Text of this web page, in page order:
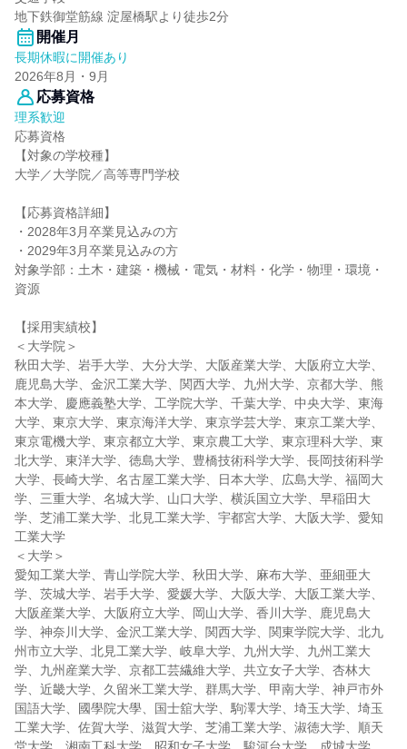
地下鉄御堂筋線 淀屋橋駅より徒歩2分
開催月
長期休暇に開催あり
2026年8月・9月
応募資格
理系歓迎
応募資格
【対象の学校種】
大学／大学院／高等専門学校
【応募資格詳細】
・2028年3月卒業見込みの方
・2029年3月卒業見込みの方
対象学部：土木・建築・機械・電気・材料・化学・物理・環境・
資源
【採用実績校】
＜大学院＞
秋田大学、岩手大学、大分大学、大阪産業大学、大阪府立大学、
鹿児島大学、金沢工業大学、関西大学、九州大学、京都大学、熊
本大学、慶應義塾大学、工学院大学、千葉大学、中央大学、東海
大学、東京大学、東京海洋大学、東京学芸大学、東京工業大学、
東京電機大学、東京都立大学、東京農工大学、東京理科大学、東
北大学、東洋大学、徳島大学、豊橋技術科学大学、長岡技術科学
大学、長崎大学、名古屋工業大学、日本大学、広島大学、福岡大
学、三重大学、名城大学、山口大学、横浜国立大学、早稲田大
学、芝浦工業大学、北見工業大学、宇都宮大学、大阪大学、愛知
工業大学
＜大学＞
愛知工業大学、青山学院大学、秋田大学、麻布大学、亜細亜大
学、茨城大学、岩手大学、愛媛大学、大阪大学、大阪工業大学、
大阪産業大学、大阪府立大学、岡山大学、香川大学、鹿児島大
学、神奈川大学、金沢工業大学、関西大学、関東学院大学、北九
州市立大学、北見工業大学、岐阜大学、九州大学、九州工業大
学、九州産業大学、京都工芸繊維大学、共立女子大学、杏林大
学、近畿大学、久留米工業大学、群馬大学、甲南大学、神戸市外
国語大学、國學院大學、国士舘大学、駒澤大学、埼玉大学、埼玉
工業大学、佐賀大学、滋賀大学、芝浦工業大学、淑徳大学、順天